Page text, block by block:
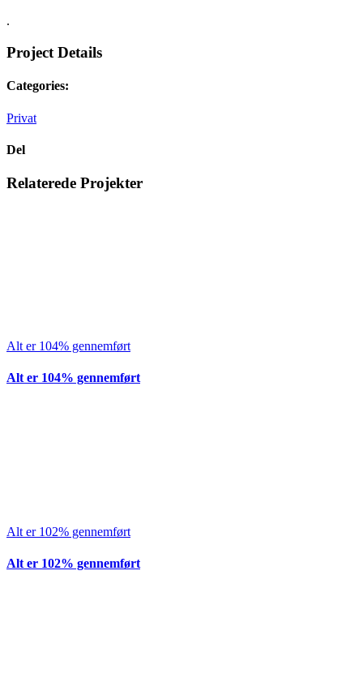
.
Project Details
Categories:
Privat
Del
Facebook
LinkedIn
E-
Relaterede Projekter
Alt er 104% gennemført
Alt er 104% gennemført
Alt er 102% gennemført
Alt er 102% gennemført